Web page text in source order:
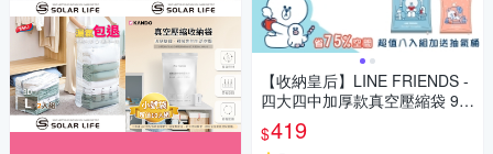
【收納皇后】LINE FRIENDS -
四大四中加厚款真空壓縮袋 9件
$419